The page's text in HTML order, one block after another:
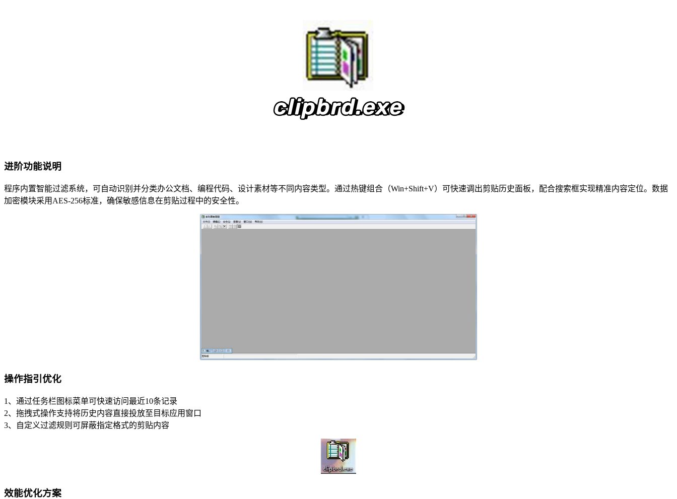
进阶功能说明
程序内置智能过滤系统，可自动识别并分类办公文档、编程代码、设计素材等不同内容类型。通过热键组合（Win+Shift+V）可快速调出剪贴历史面板，配合搜索框实现精准内容定位。数据
加密模块采用AES-256标准，确保敏感信息在剪贴过程中的安全性。
操作指引优化
1、通过任务栏图标菜单可快速访问最近10条记录
2、拖拽式操作支持将历史内容直接投放至目标应用窗口
3、自定义过滤规则可屏蔽指定格式的剪贴内容
效能优化方案